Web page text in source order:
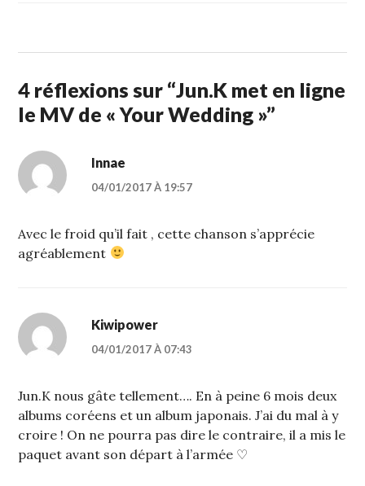
4 réflexions sur “Jun.K met en ligne
le MV de « Your Wedding »”
Innae
04/01/2017 À 19:57
Avec le froid qu’il fait , cette chanson s’apprécie
agréablement
Kiwipower
04/01/2017 À 07:43
Jun.K nous gâte tellement…. En à peine 6 mois deux
albums coréens et un album japonais. J’ai du mal à y
croire ! On ne pourra pas dire le contraire, il a mis le
paquet avant son départ à l’armée ♡